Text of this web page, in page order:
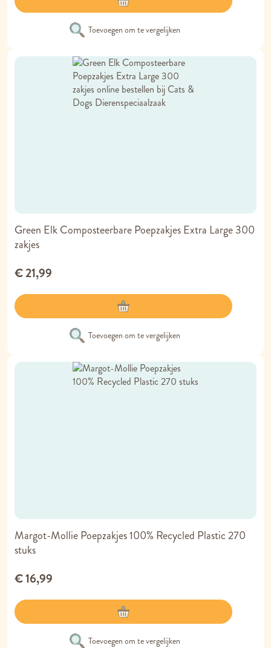
Toevoegen om te vergelijken
Green Elk Composteerbare Poepzakjes Extra Large 300
zakjes
€ 21,99
Toevoegen om te vergelijken
Margot-Mollie Poepzakjes 100% Recycled Plastic 270
stuks
€ 16,99
Toevoegen om te vergelijken